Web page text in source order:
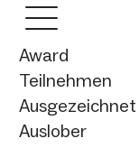
Award
Teilnehmen
Ausgezeichnet
Auslober